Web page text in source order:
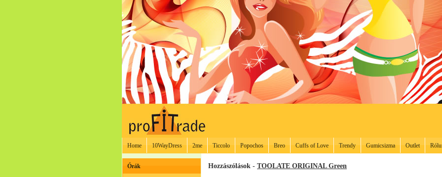
Home 10WayDress 2me Ticcolo Popochos Breo Cuffs of Love Trendy Gumicsizma Outlet
Órák Hozzászólások - TOOLATE ORIGINAL Green